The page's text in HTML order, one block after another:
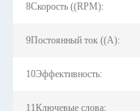
8Скорость ((RPM):
9Постоянный ток ((А):
10Эффективность:
11Ключевые слова: